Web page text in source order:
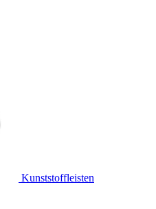
Kunststoffleisten